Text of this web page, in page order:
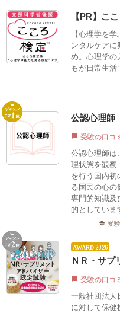
【PR】こ
【心理学を
ンタルケア
め。心理学の
もが日常生活
公認心理師
chat_bubble 受験の口コ
公認心理師は
理状態を観察
を行う国内初
る国民の心の
専門的知識及
的としていま
school 受
AWARD 2026
ＮＲ・サプ
chat_bubble 受験の口コ
一般社団法人
に対して保健